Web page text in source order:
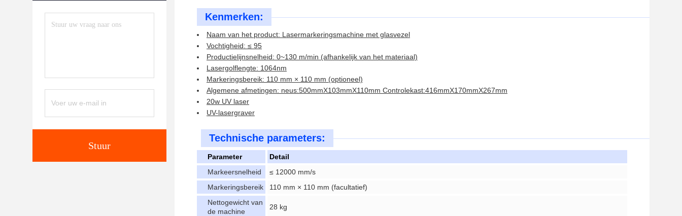
Stuur
Kenmerken:
Naam van het product: Lasermarkeringsmachine met glasvezel
Vochtigheid: ≤ 95
Productielijnsnelheid: 0~130 m/min (afhankelijk van het materiaal)
Lasergolflengte: 1064nm
Markeringsbereik: 110 mm × 110 mm (optioneel)
Algemene afmetingen: neus:500mmX103mmX110mm Controlekast:416mmX170mmX267mm
20w UV laser
UV-lasergraver
Technische parameters:
Parameter
Detail
Markeersnelheid
≤ 12000 mm/s
Markeringsbereik
110 mm × 110 mm (facultatief)
Nettogewicht van
de machine
28 kg